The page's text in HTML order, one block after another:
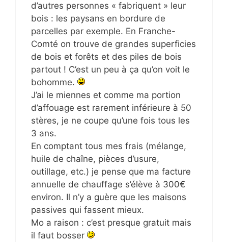
d’autres personnes « fabriquent » leur
bois : les paysans en bordure de
parcelles par exemple. En Franche-
Comté on trouve de grandes superficies
de bois et forêts et des piles de bois
partout ! C’est un peu à ça qu’on voit le
bohomme.
J’ai le miennes et comme ma portion
d’affouage est rarement inférieure à 50
stères, je ne coupe qu’une fois tous les
3 ans.
En comptant tous mes frais (mélange,
huile de chaîne, pièces d’usure,
outillage, etc.) je pense que ma facture
annuelle de chauffage s’élève à 300€
environ. Il n’y a guère que les maisons
passives qui fassent mieux.
Mo a raison : c’est presque gratuit mais
il faut bosser